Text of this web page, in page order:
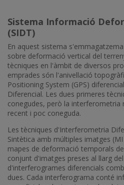
Sistema Informació
(SIDT)
En aquest sistema
sobre deformació vertical del
tècniques en l'àmbit de diversos
emprades són l'anivellació
Positioning System (GPS)
Diferencial. Les dues primeres
conegudes, però la interferometria
recent i poc coneguda.
Les tècniques d'Interferometria
Sintètica amb múltiples imatges
mapes de deformació temporals
conjunt d'imatges preses al llarg
d'interferogrames diferencials
dues. Cada interferograma conté